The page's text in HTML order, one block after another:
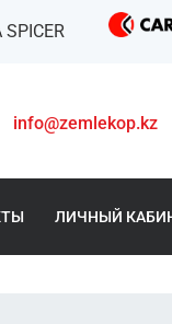
info@zemlekop.kz
ЛИЧНЫЙ